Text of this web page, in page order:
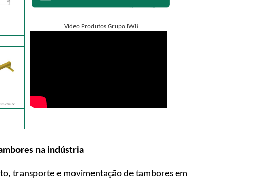
Vídeo Produtos Grupo IW8
na indústria
transporte e movimentação de tambores em